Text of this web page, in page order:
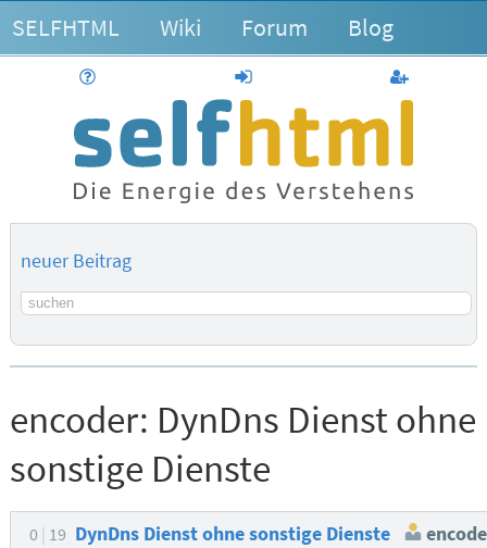
SELFHTML Wiki Forum Blog
anmelden
neuer Beitrag
Suchbegriff
encoder: DynDns Dienst ohne
sonstige Dienste
0 19 DynDns Dienst ohne sonstige Dienste